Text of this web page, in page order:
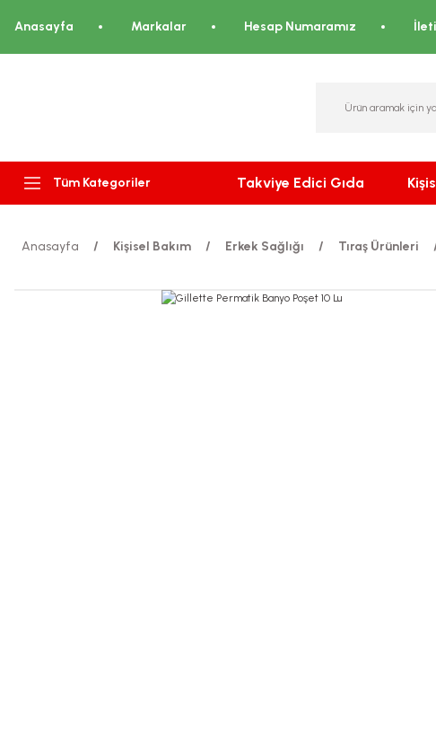
Anasayfa Markalar Hesap Numaramız
Tüm Kategoriler Takviye Edici Gıda
Anasayfa Kişisel Bakım Erkek Sağlığı Tıraş Ürünleri